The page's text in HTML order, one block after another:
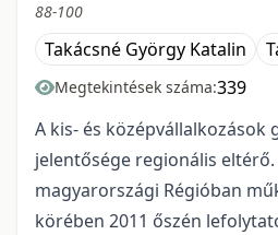
88-100
Takácsné György Katalin
Megtekintések száma:339
A kis- és középvállalkozások
jelentősége regionális eltérő.
magyarországi Régióban
körében 2011 őszén